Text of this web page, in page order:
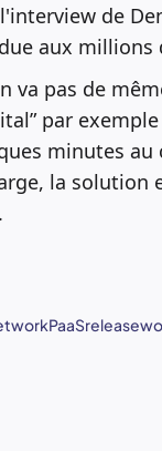
de
aux millions
va pas de
par
minutes au
la
PaaSrelease